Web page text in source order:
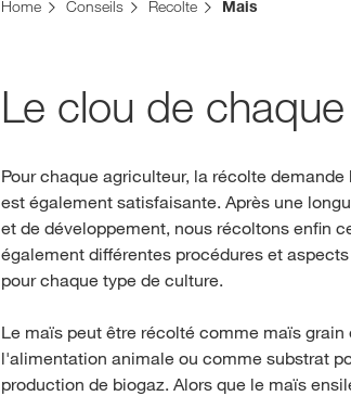
Vous vous trouvez sur le site de KWS pour la
Home Conseils Recolte Mais
Le clou de
Pour chaque agriculteur, la récolte
est également satisfaisante. Après une
et de développement, nous récoltons enfin
également différentes procédures et
pour chaque type de culture.
Le maïs peut être récolté comme maïs grain
l'alimentation animale ou comme substrat
production de biogaz. Alors que le maïs